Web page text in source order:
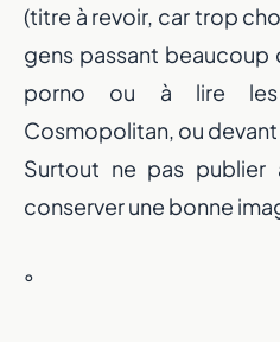
(titre à revoir, car trop
gens passant
porno ou à lire
Cosmopolitan, ou
Surtout ne pas
conserver une bonne
°